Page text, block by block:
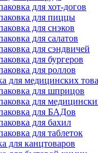
для хот-догов
для пиццы
для снэков
для салатов
для сэндвичей
для бургеров
для роллов
для медицинских
для шприцов
для
для БАДов
для бахил
для таблеток
для канцтоваров